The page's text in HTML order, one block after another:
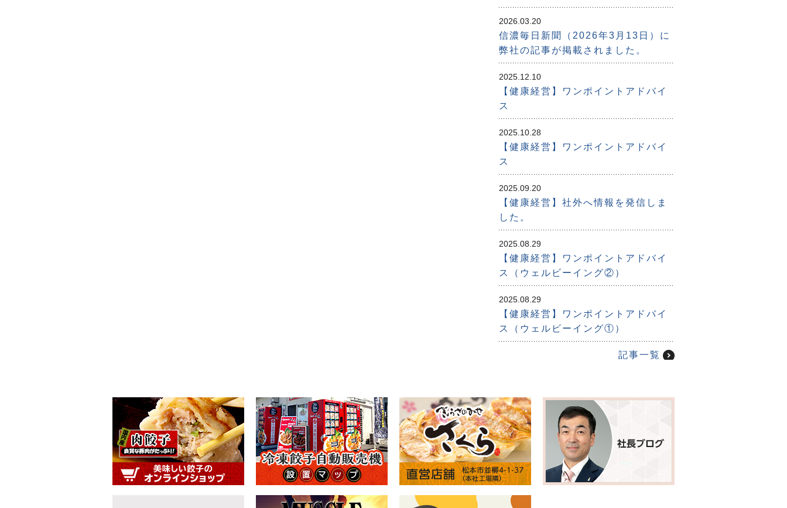
2026.03.20
信濃毎日新聞（2026年3月13日）に
弊社の記事が掲載されました。
2025.12.10
【健康経営】ワンポイントアドバイ
ス
2025.10.28
【健康経営】ワンポイントアドバイ
ス
2025.09.20
【健康経営】社外へ情報を発信しま
した。
2025.08.29
【健康経営】ワンポイントアドバイ
ス（ウェルビーイング②）
2025.08.29
【健康経営】ワンポイントアドバイ
ス（ウェルビーイング①）
記事一覧